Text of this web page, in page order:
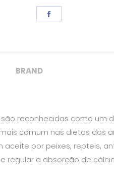
BRAND
são reconhecidas como um
comum nas dietas dos
por peixes, repteis,
regular a absorção de